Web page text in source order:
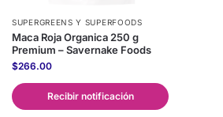
SUPERGREENS Y SUPERFOODS
Maca Roja Organica 250 g
Premium – Savernake Foods
$266.00
Recibir notificación